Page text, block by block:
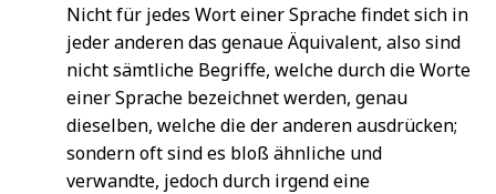
Nicht für jedes Wort einer Sprache findet sich in
jeder anderen das genaue Äquivalent, also sind
nicht sämtliche Begriffe, welche durch die Worte
einer Sprache bezeichnet werden, genau
dieselben, welche die der anderen ausdrücken;
sondern oft sind es bloß ähnliche und
verwandte, jedoch durch irgend eine